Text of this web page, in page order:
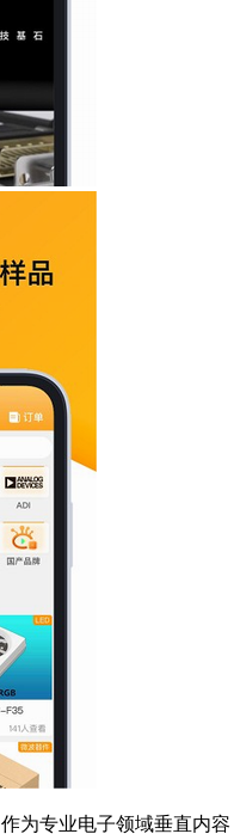
作为专业电子领域垂直内容